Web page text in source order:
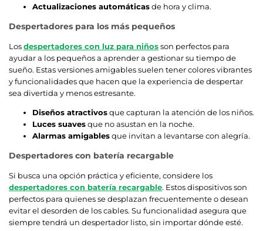
Actualizaciones automáticasde hora y clima.
Despertadores para los más pequeños
Losdespertadores con luz para niñosson perfectos para
ayudar a los pequeños a aprender a gestionar su tiempo de
sueño. Estas versiones amigables suelen tener colores vibrantes
y funcionalidades que hacen que la experiencia de despertar
sea divertida y menos estresante.
Diseños atractivosque capturan la atención de los niños.
Luces suavesque no asustan en la noche.
Alarmas amigablesque invitan a levantarse con alegría.
Despertadores con batería recargable
Si busca una opción práctica y eficiente, considere los
despertadores con batería recargable. Estos dispositivos son
perfectos para quienes se desplazan frecuentemente o desean
evitar el desorden de los cables. Su funcionalidad asegura que
siempre tendrá un despertador listo, sin importar dónde esté.